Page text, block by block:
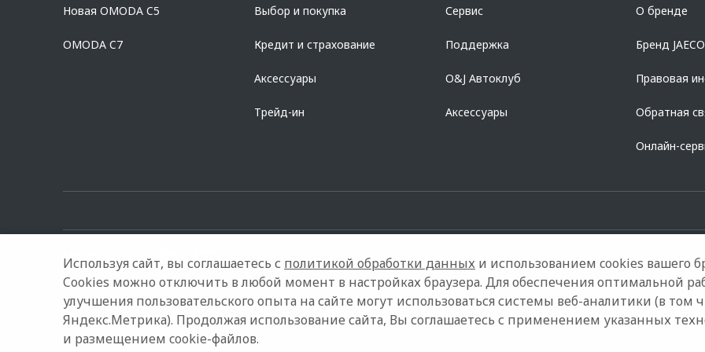
platformId=alfasiteКредит предоставляет АО Альфа-Банк. ИНН 7728168971 ОГРН 1027700067328 место нахождение 107078, г. Москва, ул.
Новая OMODA C5
OMODA C7
Выбор и покупка
Кредит и страхование
Аксессуары
Трейд-ин
Сервис
Поддержка
O&J Автоклуб
Аксессуары
О бренде
Бренд
Правовая
Обратная
Онлайн-
© 2026 Автостиль Модельный ряд Архивные модели Контакты Правовая информация
Используя сайт, вы соглашаетесь с политикой обработки данных и использованием cookies вашего
Cookies можно отключить в любой момент в настройках браузера. Для обеспечения оптимальной
улучшения пользовательского опыта на сайте могут использоваться системы веб-аналитики (в том
Яндекс.Метрика). Продолжая использование сайта, Вы соглашаетесь с применением указанных
и размещением cookie-файлов.